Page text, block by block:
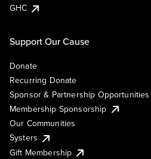
GHC
Support Our Cause
Donate
Recurring Donate
Sponsor & Partnership Opportunities
Membership Sponsorship
Our Communities
Systers
Gift Membership